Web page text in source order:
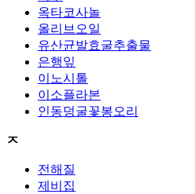
옥타코사놀
올리브오일
유산균발효굴추출물
은행잎
이노시톨
이소플라본
인동덩굴꽃봉오리
ㅈ
전해질
제비집